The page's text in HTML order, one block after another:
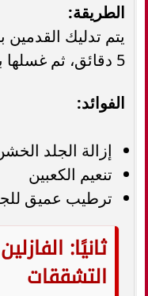
الطريقة:
يتم تدليك القدمين
5 دقائق، ثم غسلها بالماء الفاتر وتجفيفها جيدًا.
الفوائد:
إزالة الجلد
تنعيم الكعبين
ترطيب عميق
ثانيًا:
التشققات